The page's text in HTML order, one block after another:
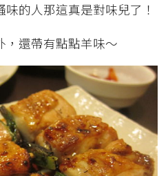
的人那這真是對味兒了！
，還帶有點點羊味～